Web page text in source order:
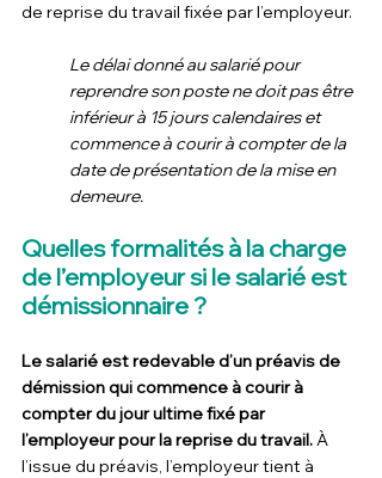
de reprise du travail fixée par l’employeur.
Le délai donné au salarié pour
reprendre son poste ne doit pas être
inférieur à 15 jours calendaires et
commence à courir à compter de la
date de présentation de la mise en
demeure.
Quelles formalités à la charge
de l’employeur si le salarié est
démissionnaire ?
Le salarié est redevable d’un préavis de
démission qui commence à courir à
compter du jour ultime fixé par
l’employeur pour la reprise du travail. À
l’issue du préavis, l’employeur tient à